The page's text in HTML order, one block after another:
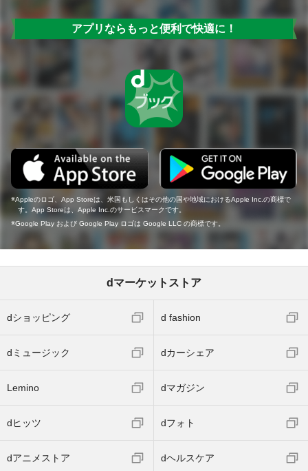
アプリならもっと便利で快適に！
Appleのロゴ、App Storeは、米国もしくはその他の国や地域におけるApple Inc.の商標で
す。App Storeは、Apple Inc.のサービスマークです。
Google Play および Google Play ロゴは Google LLC の商標です。
dマーケットストア
dショッピング d fashion
dミュージック dカーシェア
Lemino dマガジン
dヒッツ dフォト
dアニメストア dヘルスケア